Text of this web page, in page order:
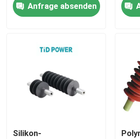
Qualitätskontrolle
Neuigkeiten
Eisenbahnisolator
Anfrage absenden
Silikon-